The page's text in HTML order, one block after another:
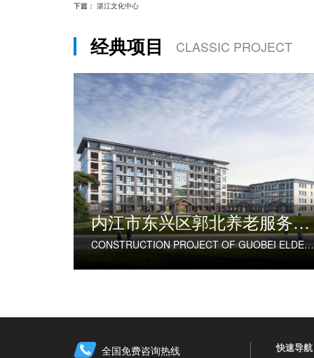
下篇： 湛江文化中心
经典项目 CLASSIC PROJECT
内江市东兴区郭北养老服务中心建设项目
CONSTRUCTION PROJECT OF GUOBEI ELDERLY SERVICE CENTER IN DONGXING DISTRICT, NEIJIANG CITY
全国免费咨询热线 快速导航